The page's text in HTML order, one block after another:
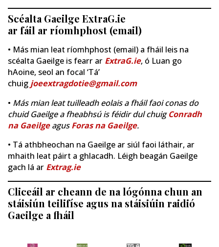
Scéalta Gaeilge ExtraG.ie
ar fáil ar ríomhphost (email)
• Más mian leat ríomhphost (email) a fháil leis na
scéalta Gaeilge is fearr ar ExtraG.ie, ó Luan go
hAoine, seol an focal ‘Tá’
chuig joeextragdotie@gmail.com
• Más mian leat tuilleadh eolais a fháil faoi conas do
chuid Gaeilge a fheabhsú is féidir dul chuigConradh
na GaeilgeagusForas na Gaeilge.
• Tá athbheochan na Gaeilge ar siúl faoi láthair, ar
mhaith leat páirt a ghlacadh. Léigh beagán Gaeilge
gach lá ar Extrag.ie
Cliceáil ar cheann de na lógónna chun an
stáisiún teilifíse agus na stáisiúin raidió
Gaeilge a fháil